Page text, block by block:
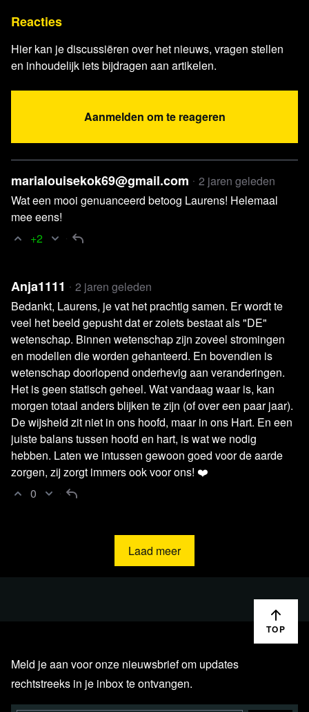
Lees verder
Reacties
Hier kan je discussiëren over het nieuws, vragen stellen
en inhoudelijk iets bijdragen aan artikelen.
Aanmelden om te reageren
marialouisekok69@gmail.com
2 jaren geleden
Wat een mooi genuanceerd betoog Laurens! Helemaal
mee eens!
+2
Anja1111
2 jaren geleden
Bedankt, Laurens, je vat het prachtig samen. Er wordt te
veel het beeld gepusht dat er zoiets bestaat als "DE"
wetenschap. Binnen wetenschap zijn zoveel stromingen
en modellen die worden gehanteerd. En bovendien is
wetenschap doorlopend onderhevig aan veranderingen.
Het is geen statisch geheel. Wat vandaag waar is, kan
morgen totaal anders blijken te zijn (of over een paar jaar).
De wijsheid zit niet in ons hoofd, maar in ons Hart. En een
juiste balans tussen hoofd en hart, is wat we nodig
hebben. Laten we intussen gewoon goed voor de aarde
zorgen, zij zorgt immers ook voor ons! ❤️️
0
Laad meer
TOP
Meld je aan voor onze nieuwsbrief om updates
rechtstreeks in je inbox te ontvangen.